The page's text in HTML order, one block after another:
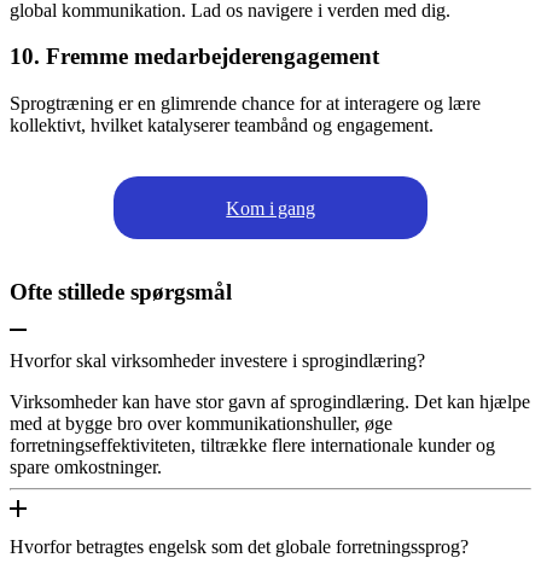
global kommunikation. Lad os navigere i verden med dig.
10. Fremme medarbejderengagement
Sprogtræning er en glimrende chance for at interagere og lære
kollektivt, hvilket katalyserer teambånd og engagement.
Kom i gang
Ofte stillede spørgsmål
Hvorfor skal virksomheder investere i sprogindlæring?
Virksomheder kan have stor gavn af sprogindlæring. Det kan hjælpe
med at bygge bro over kommunikationshuller, øge
forretningseffektiviteten, tiltrække flere internationale kunder og
spare omkostninger.
Hvorfor betragtes engelsk som det globale forretningssprog?